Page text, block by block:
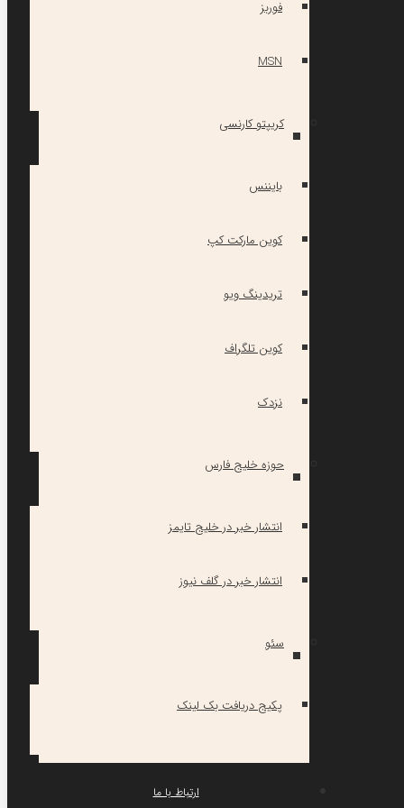
فوربز
MSN
کریپتو کارنسی
بایننس
کوین مارکت کپ
تریدینگ ویو
کوین تلگراف
نزدک
حوزه خلیج فارس
انتشار خبر در خلیج تایمز
انتشار خبر در گلف نیوز
سئو
پکیج دریافت بک لینک
ارتباط با ما